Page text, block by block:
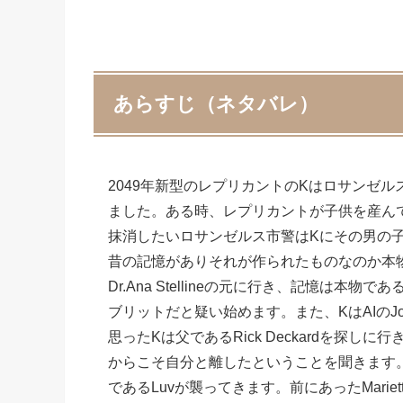
あらすじ（ネタバレ）
2049年新型のレプリカントのKはロサンゼ
ました。ある時、レプリカントが子供を産
抹消したいロサンゼルス市警はKにその男の
昔の記憶がありそれが作られたものなのか
Dr.Ana Stellineの元に行き、記憶は本物であ
ブリットだと疑い始めます。また、KはAIの
思ったKは父であるRick Deckardを探しに行
からこそ自分と離したということを聞きま
であるLuvが襲ってきます。前にあった